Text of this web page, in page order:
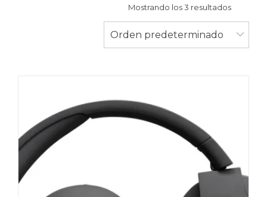
Mostrando los 3 resultados
Orden predeterminado